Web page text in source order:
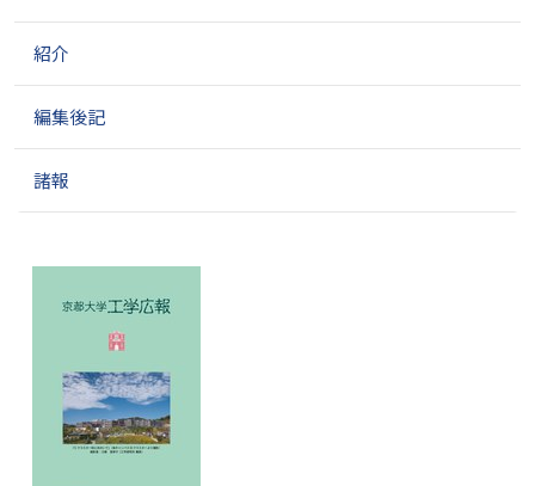
紹介
編集後記
諸報